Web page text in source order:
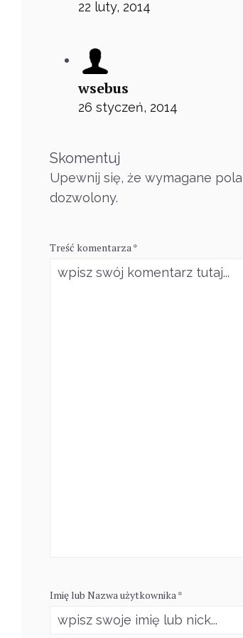
22 luty, 2014
wsebus
26 styczeń, 2014
Skomentuj
Upewnij się, że wymagane
dozwolony.
Treść komentarza *
Imię lub Nazwa użytkownika *